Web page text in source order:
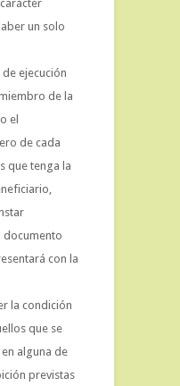
un solo
ejecución
de la
el
de cada
que tenga la
documento
con la
la condición
que se
alguna de
previstas